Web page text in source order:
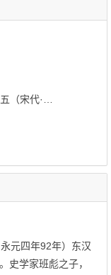
代·方岳）
元四年92年）东汉
史学家班彪之子，